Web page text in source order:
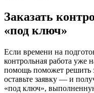
Заказать
«под ключ»
Если времени на
контрольная работа уже
помощь поможет решить
оставьте заявку — и
«под ключ»,